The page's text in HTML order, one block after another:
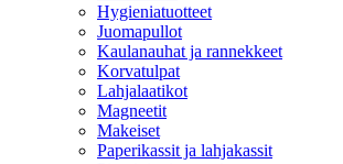
Hygieniatuotteet
Juomapullot
Kaulanauhat ja rannekkeet
Korvatulpat
Lahjalaatikot
Magneetit
Makeiset
Paperikassit ja lahjakassit